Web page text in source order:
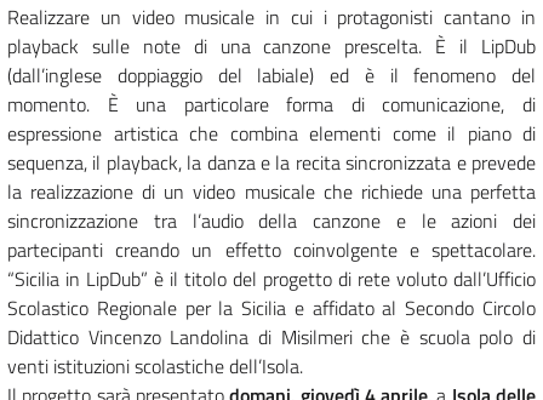
Realizzare un video musicale in cui i protagonisti cantano in
playback sulle note di una canzone prescelta. È il LipDub
(dall’inglese doppiaggio del labiale) ed è il fenomeno del
momento. È una particolare forma di comunicazione, di
espressione artistica che combina elementi come il piano di
sequenza, il playback, la danza e la recita sincronizzata e prevede
la realizzazione di un video musicale che richiede una perfetta
sincronizzazione tra l’audio della canzone e le azioni dei
partecipanti creando un effetto coinvolgente e spettacolare.
“Sicilia in LipDub” è il titolo del progetto di rete voluto dall’Ufficio
Scolastico Regionale per la Sicilia e affidato al Secondo Circolo
Didattico Vincenzo Landolina di Misilmeri che è scuola polo di
venti istituzioni scolastiche dell’Isola.